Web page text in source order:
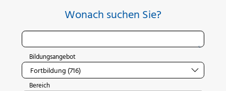
Wonach suchen Sie?
Bildungsangebot
Bereich